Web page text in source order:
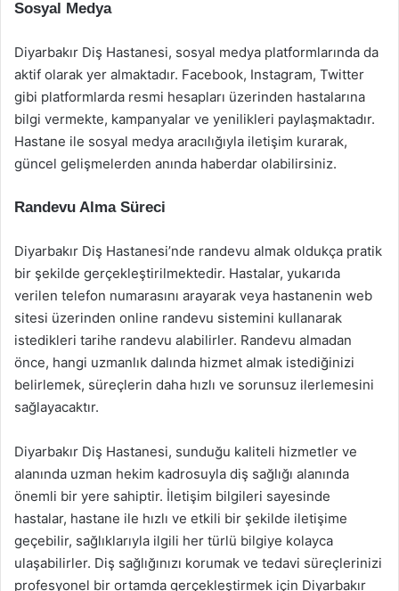
Sosyal Medya
Diyarbakır Diş Hastanesi, sosyal medya platformlarında da
aktif olarak yer almaktadır. Facebook, Instagram, Twitter
gibi platformlarda resmi hesapları üzerinden hastalarına
bilgi vermekte, kampanyalar ve yenilikleri paylaşmaktadır.
Hastane ile sosyal medya aracılığıyla iletişim kurarak,
güncel gelişmelerden anında haberdar olabilirsiniz.
Randevu Alma Süreci
Diyarbakır Diş Hastanesi’nde randevu almak oldukça pratik
bir şekilde gerçekleştirilmektedir. Hastalar, yukarıda
verilen telefon numarasını arayarak veya hastanenin web
sitesi üzerinden online randevu sistemini kullanarak
istedikleri tarihe randevu alabilirler. Randevu almadan
önce, hangi uzmanlık dalında hizmet almak istediğinizi
belirlemek, süreçlerin daha hızlı ve sorunsuz ilerlemesini
sağlayacaktır.
Diyarbakır Diş Hastanesi, sunduğu kaliteli hizmetler ve
alanında uzman hekim kadrosuyla diş sağlığı alanında
önemli bir yere sahiptir. İletişim bilgileri sayesinde
hastalar, hastane ile hızlı ve etkili bir şekilde iletişime
geçebilir, sağlıklarıyla ilgili her türlü bilgiye kolayca
ulaşabilirler. Diş sağlığınızı korumak ve tedavi süreçlerinizi
profesyonel bir ortamda gerçekleştirmek için Diyarbakır